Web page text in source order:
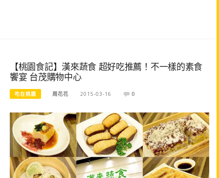
【桃園食記】漢來蔬食 超好吃推薦！不一樣的素食
饗宴 台茂購物中心
吃在桃園 周花花 2015-03-16 0